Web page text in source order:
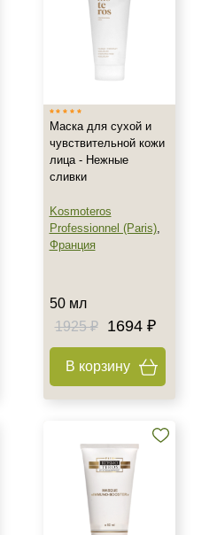
Маска для сухой и
чувствительной кожи
лица - Нежные
сливки
Kosmoteros
Professionnel (Paris),
Франция
50 мл
1925 ₽
1694 ₽
В корзину